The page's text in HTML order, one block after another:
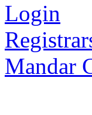
Login
Mandar